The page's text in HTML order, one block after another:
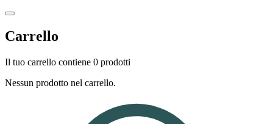
Carrello
Il tuo carrello contiene 0 prodotti
Nessun prodotto nel carrello.